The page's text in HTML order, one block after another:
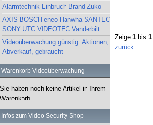
Alarmtechnik Einbruch Brand Zuko
AXIS BOSCH eneo Hanwha SANTEC
SONY UTC VIDEOTEC Vanderbilt...
Videoüberwachung günstig: Aktionen,
Abverkauf, gebraucht
Warenkorb Videoüberwachung
Sie haben noch keine Artikel in Ihrem
Warenkorb.
Infos zum Video-Security-Shop
Zeige 1 bis 1
zurück